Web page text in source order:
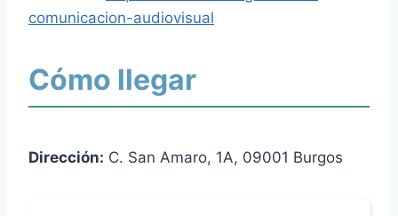
comunicacion-audiovisual
Cómo llegar
Dirección: C. San Amaro, 1A, 09001 Burgos